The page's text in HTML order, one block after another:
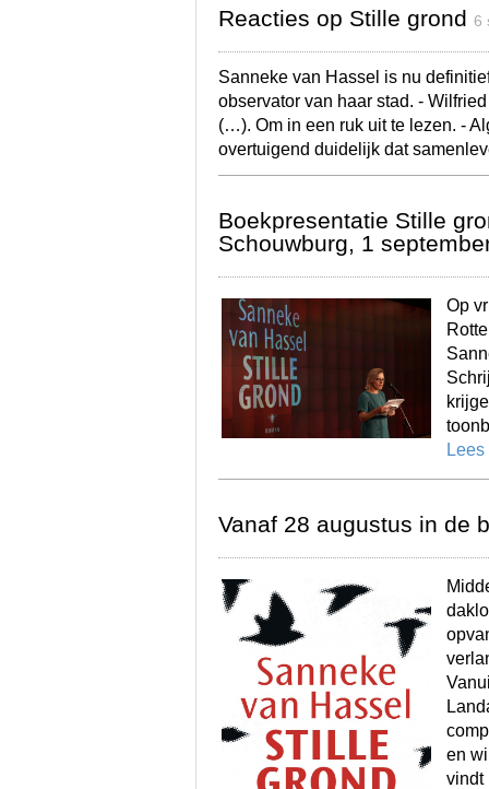
Reacties op Stille grond 6
Sanneke van Hassel is nu
observator van haar stad. -
(…). Om in een ruk uit te lezen. -
overtuigend duidelijk dat
Boekpresentatie Stille
Schouwburg, 1
Op
Vanaf 28 augustus in de
en
vindt